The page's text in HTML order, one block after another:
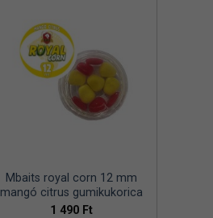
Mbaits royal corn 12 mm
mangó citrus gumikukorica
1 490 Ft